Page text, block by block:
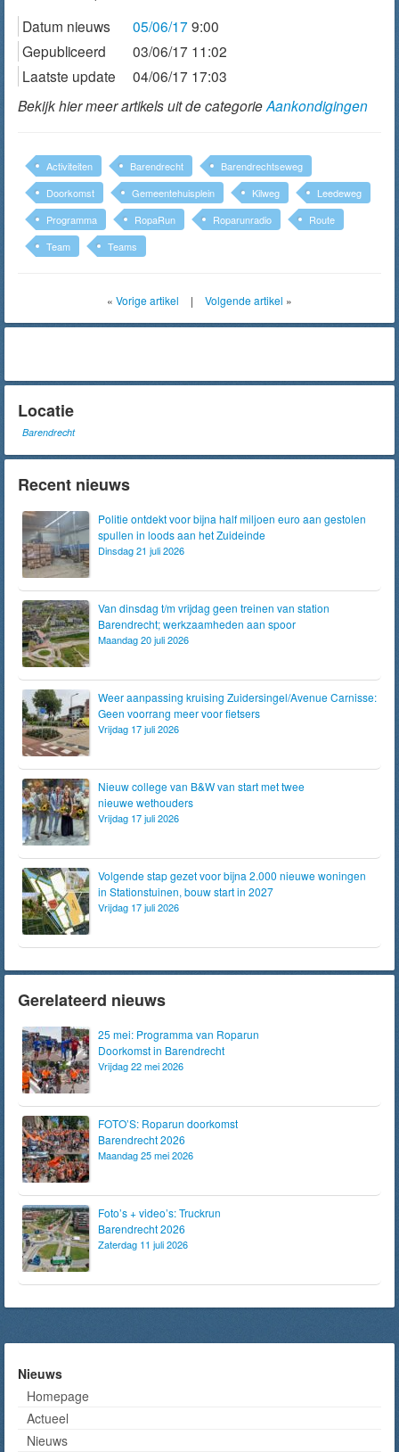
Datum nieuws
05/06/17 9:00
Gepubliceerd
03/06/17 11:02
Laatste update
04/06/17 17:03
Bekijk hier meer artikels uit de categorieAankondigingen
Activiteiten Barendrecht
Barendrechtseweg
Doorkomst
Gemeentehuisplein Kilweg
Leedeweg
Programma
RopaRun Roparunradio
Route
Team
Teams
« Vorige artikel | Volgende artikel »
Locatie
Barendrecht
Recent nieuws
Politie ontdekt voor bijna half miljoen euro aan gestolen
spullen in loods aan het Zuideinde
Dinsdag 21 juli 2026
Van dinsdag t/m vrijdag geen treinen van station
Barendrecht; werkzaamheden aan spoor
Maandag 20 juli 2026
Weer aanpassing kruising Zuidersingel/Avenue Carnisse:
Geen voorrang meer voor fietsers
Vrijdag 17 juli 2026
Nieuw college van B&W van start met twee
nieuwe wethouders
Vrijdag 17 juli 2026
Volgende stap gezet voor bijna 2.000 nieuwe woningen
in Stationstuinen, bouw start in 2027
Vrijdag 17 juli 2026
Gerelateerd nieuws
25 mei: Programma van Roparun
Doorkomst in Barendrecht
Vrijdag 22 mei 2026
FOTO’S: Roparun doorkomst
Barendrecht 2026
Maandag 25 mei 2026
Foto’s + video’s: Truckrun
Barendrecht 2026
Zaterdag 11 juli 2026
Nieuws
Homepage
Actueel
Nieuws